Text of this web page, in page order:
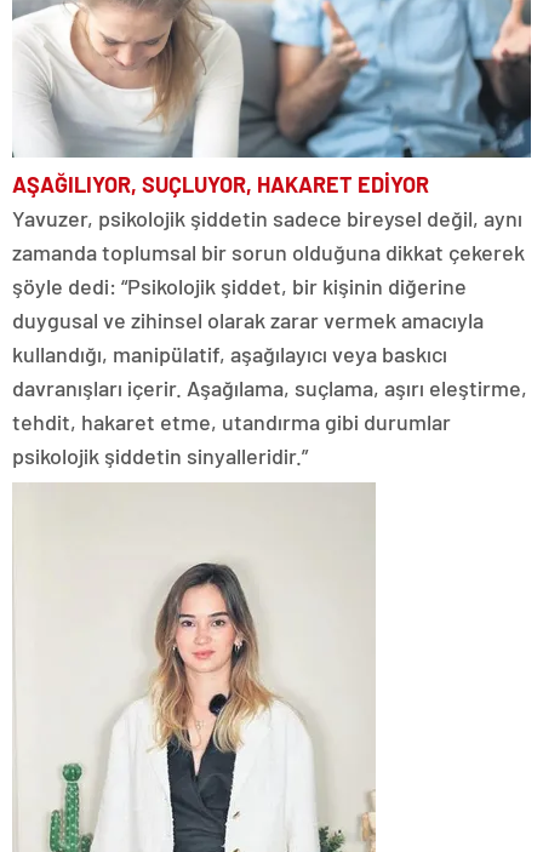
AŞAĞILIYOR, SUÇLUYOR, HAKARET EDİYOR
Yavuzer, psikolojik şiddetin sadece bireysel değil, aynı
zamanda toplumsal bir sorun olduğuna dikkat çekerek
şöyle dedi: “Psikolojik şiddet, bir kişinin diğerine
duygusal ve zihinsel olarak zarar vermek amacıyla
kullandığı, manipülatif, aşağılayıcı veya baskıcı
davranışları içerir. Aşağılama, suçlama, aşırı eleştirme,
tehdit, hakaret etme, utandırma gibi durumlar
psikolojik şiddetin sinyalleridir.”